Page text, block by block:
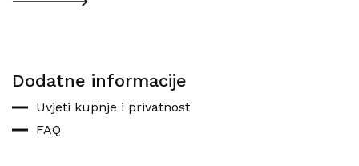
Dodatne informacije
Uvjeti kupnje i privatnost
FAQ